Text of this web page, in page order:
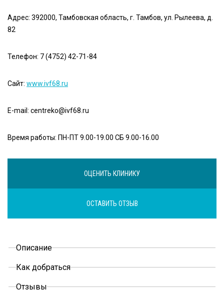
Адрес: 392000, Тамбовская область, г. Тамбов, ул. Рылеева, д.
82
Телефон: 7 (4752) 42-71-84
Сайт: www.ivf68.ru
E-mail: centreko@ivf68.ru
Время работы: ПН-ПТ 9.00-19.00 СБ 9.00-16.00
ОЦЕНИТЬ КЛИНИКУ
ОСТАВИТЬ ОТЗЫВ
tabs
Описание
Как добраться
Отзывы